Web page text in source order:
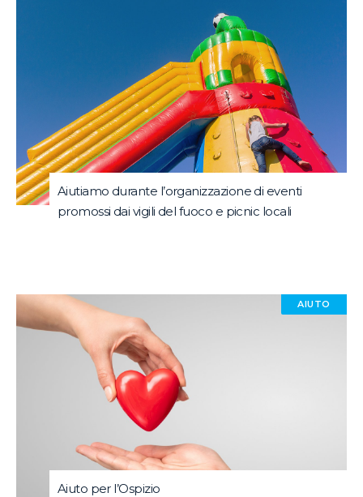
Aiutiamo durante l’organizzazione di eventi
promossi dai vigili del fuoco e picnic locali
Aiuto per l’Ospizio
AIUTO